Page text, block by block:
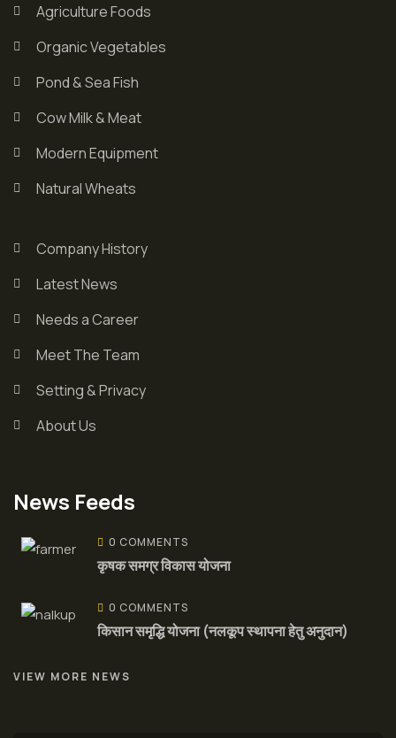
Agriculture Foods
Organic Vegetables
Pond & Sea Fish
Cow Milk & Meat
Modern Equipment
Natural Wheats
Company History
Latest News
Needs a Career
Meet The Team
Setting & Privacy
About Us
News Feeds
0 COMMENTS
कृषक समग्र विकास योजना
0 COMMENTS
किसान समृद्धि योजना (नलकूप स्थापना हेतु अनुदान)
VIEW MORE NEWS